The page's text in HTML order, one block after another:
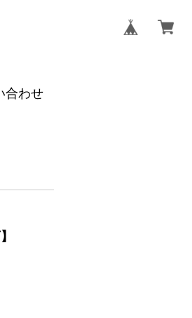
合わせ